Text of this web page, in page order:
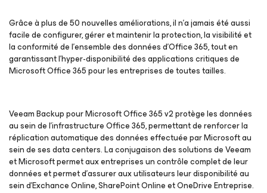
Grâce à plus de 50 nouvelles améliorations, il n’a jamais été aussi
facile de configurer, gérer et maintenir la protection, la visibilité et
la conformité de l’ensemble des données d’Office 365, tout en
garantissant l’hyper-disponibilité des applications critiques de
Microsoft Office 365 pour les entreprises de toutes tailles.
Veeam Backuppour Microsoft Office 365 v2protège les données
au sein de l’infrastructure Office 365, permettant de renforcer la
réplication automatique des données effectuée par Microsoft au
sein de ses data centers. La conjugaison des solutions de Veeam
et Microsoft permet aux entreprises un contrôle complet de leur
données et permet d’assurer aux utilisateurs leur disponibilité au
sein d’Exchance Online, SharePoint Online et OneDrive Entreprise.